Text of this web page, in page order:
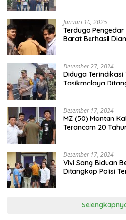
Januari 10, 2025
Terduga
Barat Berhasil
Desember 27, 2024
Diduga Terindikasi
Tasikmalaya
Desember 17, 2024
MZ (50) Mantan
Terancam 20
Desember 17, 2024
Vivi Sang Biduan
Ditangkap Polisi